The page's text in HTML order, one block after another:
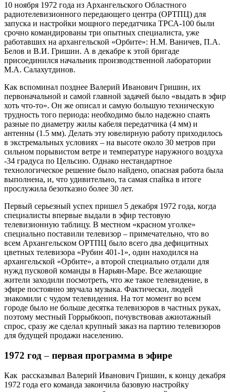
10 ноября 1972 года из Архангельского Областного
радиотелевизионного передающего центра (ОРТПЦ) для
запуска и настройки мощного передатчика ТРСА-100 были
срочно командированы три опытных специалиста, уже
работавших на архангельской «Орбите»: Н.М. Ваничев, П.А.
Белов и В.И. Гришин. А в декабре к этой бригаде
присоединился начальник производственной лаборатории
М.А. Салахутдинов.
Как вспоминал позднее Валерий Иванович Гришин, их
первоначальной и самой главной задачей было «выдать в эфир
хоть что-то». Он же описал и самую большую техническую
трудность того периода: необходимо было надежно спаять
разные по диаметру жилы кабеля передатчика (4 мм) и
антенны (1.5 мм). Делать эту ювелирную работу приходилось
в экстремальных условиях – на высоте около 30 метров при
сильном порывистом ветре и температуре наружного воздуха
-34 градуса по Цельсию. Однако нестандартное
технологическое решение было найдено, опасная работа была
выполнена, и, что удивительно, та самая спайка в итоге
прослужила безотказно более 30 лет.
Первый серьезный успех пришел 5 декабря 1972 года, когда
специалисты впервые выдали в эфир тестовую
телевизионную таблицу. В местном «красном уголке»
специально поставили телевизор – примечательно, что во
всем Архангельском ОРТПЦ было всего два дефицитных
цветных телевизора «Рубин 401-1», один находился на
архангельской «Орбите», а второй специально отдали для
нужд пусковой команды в Нарьян-Маре. Все желающие
жители заходили посмотреть, что же такое телевидение, в
эфире постоянно звучала музыка. Фактически, людей
знакомили с чудом телевидения. На тот момент во всем
городе было не больше десятка телевизоров в частных руках,
поэтому местный Горрыбкооп, почувствовав ажиотажный
спрос, сразу же сделал крупный заказ на партию телевизоров
для будущей продажи населению.
1972 год– первая программа в эфире
Как рассказывал Валерий Иванович Гришин, к концу декабря
1972 года его команда закончила базовую настройку